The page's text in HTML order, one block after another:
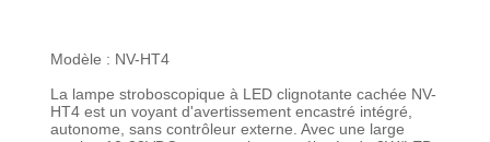
Modèle : NV-HT4
La lampe stroboscopique à LED clignotante cachée NV-
HT4 est un voyant d'avertissement encastré intégré,
autonome, sans contrôleur externe. Avec une large